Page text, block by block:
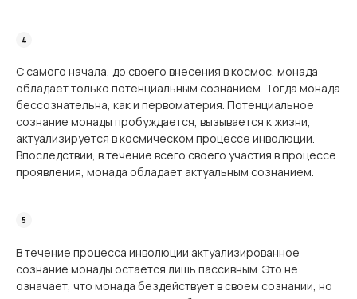
С самого начала, до своего внесения в космос, монада
обладает только потенциальным сознанием. Тогда монада
бессознательна, как и первоматерия. Потенциальное
сознание монады пробуждается, вызывается к жизни,
актуализируется в космическом процессе инволюции.
Впоследствии, в течение всего своего участия в процессе
проявления, монада обладает актуальным сознанием.
В течение процесса инволюции актуализированное
сознание монады остается лишь пассивным. Это не
означает, что монада бездействует в своем сознании, но